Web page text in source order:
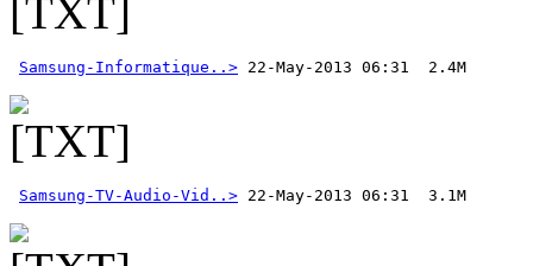
Samsung-Informatique..>
Samsung-TV-Audio-Vid..>